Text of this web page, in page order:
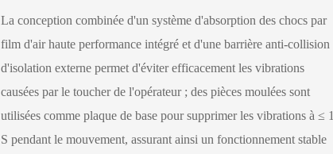
La conception combinée d'un système d'absorption des chocs par
film d'air haute performance intégré et d'une barrière anti-collision
d'isolation externe permet d'éviter efficacement les vibrations
causées par le toucher de l'opérateur ; des pièces moulées sont
utilisées comme plaque de base pour supprimer les vibrations à ≤ 1
S pendant le mouvement, assurant ainsi un fonctionnement stable